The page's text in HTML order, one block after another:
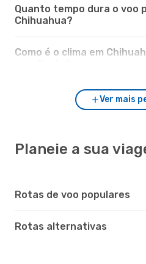
Quanto tempo dura o voo
Chihuahua?
Como é o clima em
Ver mais
Planeie a sua
Rotas de voo populares
Rotas alternativas